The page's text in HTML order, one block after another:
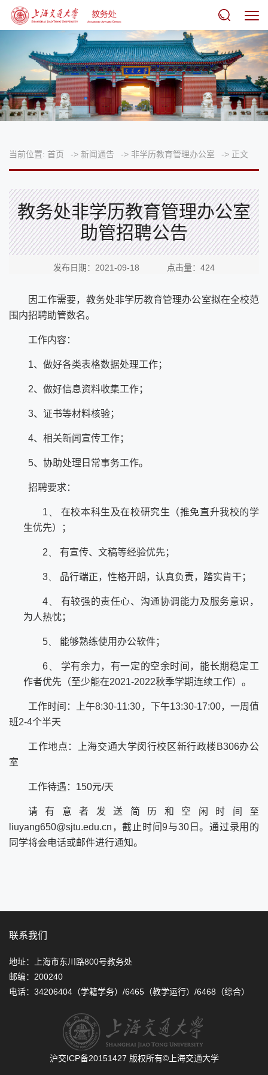
当前位置: 首页 -> 新闻通告 -> 非学历教育管理办公室 -> 正文
教务处非学历教育管理办公室
助管招聘公告
发布日期：2021-09-18 点击量： 424
因工作需要，教务处非学历教育管理办公室拟在全校范
围内招聘助管数名。
工作内容：
1、做好各类表格数据处理工作；
2、做好信息资料收集工作；
3、证书等材料核验；
4、相关新闻宣传工作；
5、协助处理日常事务工作。
招聘要求：
1、 在校本科生及在校研究生（推免直升我校的学
生优先）；
2、 有宣传、文稿等经验优先；
3、 品行端正，性格开朗，认真负责，踏实肯干；
4、 有较强的责任心、沟通协调能力及服务意识，
为人热忱；
5、 能够熟练使用办公软件；
6、 学有余力，有一定的空余时间，能长期稳定工
作者优先（至少能在2021-2022秋季学期连续工作）。
工作时间：上午8:30-11:30，下午13:30-17:00，一周值
班2-4个半天
工作地点：上海交通大学闵行校区新行政楼 B306办公
室
工作待遇： 150元/天
请有意者发送简历和空闲时间至
liuyang650@sjtu.edu.cn ，截止时间9与30日。通过录用的
同学将会电话或邮件进行通知。
联系我们
地址：上海市东川路800号教务处
邮编：200240
电话：34206404（学籍学务）/6465（教学运行）/6468（综合）
沪交ICP备20151427 版权所有©上海交通大学